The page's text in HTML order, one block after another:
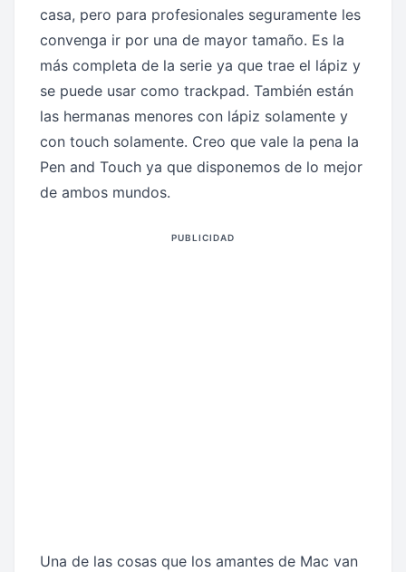
casa, pero para profesionales seguramente les
convenga ir por una de mayor tamaño. Es la
más completa de la serie ya que trae el lápiz y
se puede usar como trackpad. También están
las hermanas menores con lápiz solamente y
con touch solamente. Creo que vale la pena la
Pen and Touch ya que disponemos de lo mejor
de ambos mundos.
PUBLICIDAD
Una de las cosas que los amantes de Mac van